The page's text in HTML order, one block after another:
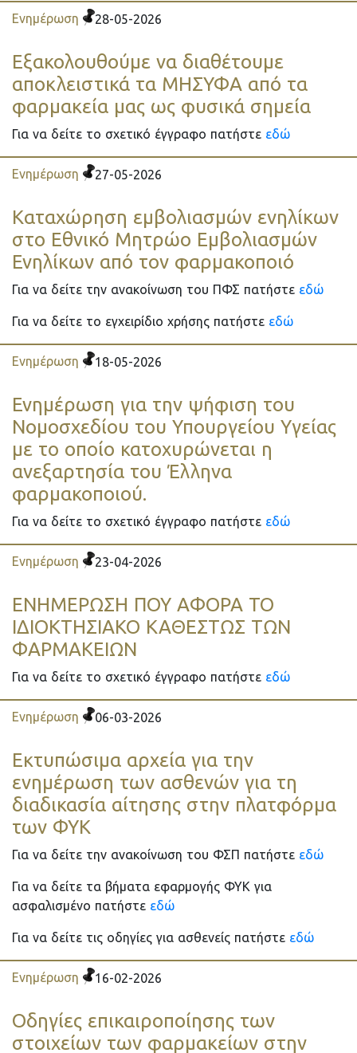
Ενημέρωση 28-05-2026
Εξακολουθούμε να διαθέτουμε
αποκλειστικά τα ΜΗΣΥΦΑ από τα
φαρμακεία μας ως φυσικά σημεία
Για να δείτε το σχετικό έγγραφο πατήστε εδώ
Ενημέρωση 27-05-2026
Καταχώρηση εμβολιασμών ενηλίκων
στο Εθνικό Μητρώο Εμβολιασμών
Ενηλίκων από τον φαρμακοποιό
Για να δείτε την ανακοίνωση του ΠΦΣ πατήστε εδώ
Για να δείτε το εγχειρίδιο χρήσης πατήστε εδώ
Ενημέρωση 18-05-2026
Ενημέρωση για την ψήφιση του
Νομοσχεδίου του Υπουργείου Υγείας
με το οποίο κατοχυρώνεται η
ανεξαρτησία του Έλληνα
φαρμακοποιού.
Για να δείτε το σχετικό έγγραφο πατήστε εδώ
Ενημέρωση 23-04-2026
ΕΝΗΜΕΡΩΣΗ ΠΟΥ ΑΦΟΡΑ ΤΟ
ΙΔΙΟΚΤΗΣΙΑΚΟ ΚΑΘΕΣΤΩΣ ΤΩΝ
ΦΑΡΜΑΚΕΙΩΝ
Για να δείτε το σχετικό έγγραφο πατήστε εδώ
Ενημέρωση 06-03-2026
Εκτυπώσιμα αρχεία για την
ενημέρωση των ασθενών για τη
διαδικασία αίτησης στην πλατφόρμα
των ΦΥΚ
Για να δείτε την ανακοίνωση του ΦΣΠ πατήστε εδώ
Για να δείτε τα βήματα εφαρμογής ΦΥΚ για
ασφαλισμένο πατήστε εδώ
Για να δείτε τις οδηγίες για ασθενείς πατήστε εδώ
Ενημέρωση 16-02-2026
Οδηγίες επικαιροποίησης των
στοιχείων των φαρμακείων στην